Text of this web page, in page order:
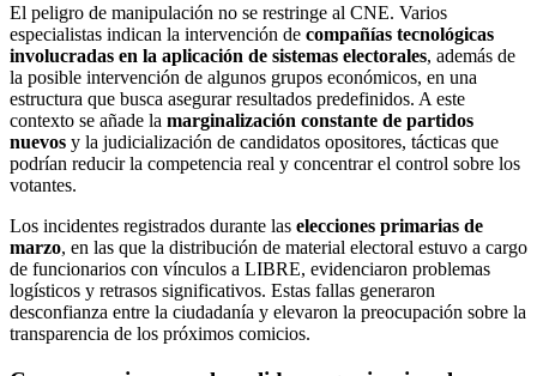
El peligro de manipulación no se restringe al CNE. Varios
especialistas indican la intervención de compañías tecnológicas
involucradas en la aplicación de sistemas electorales, además de
la posible intervención de algunos grupos económicos, en una
estructura que busca asegurar resultados predefinidos. A este
contexto se añade la marginalización constante de partidos
nuevos y la judicialización de candidatos opositores, tácticas que
podrían reducir la competencia real y concentrar el control sobre los
votantes.
Los incidentes registrados durante las elecciones primarias de
marzo, en las que la distribución de material electoral estuvo a cargo
de funcionarios con vínculos a LIBRE, evidenciaron problemas
logísticos y retrasos significativos. Estas fallas generaron
desconfianza entre la ciudadanía y elevaron la preocupación sobre la
transparencia de los próximos comicios.